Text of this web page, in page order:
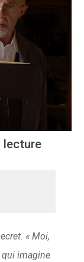
lecture
« Moi,
qui imagine